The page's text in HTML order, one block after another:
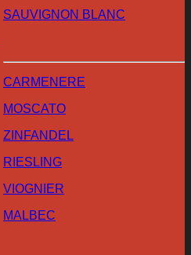
SAUVIGNON BLANC
CARMENERE
MOSCATO
ZINFANDEL
RIESLING
VIOGNIER
MALBEC